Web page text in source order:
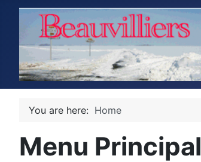
You are here: Home
Menu Principal